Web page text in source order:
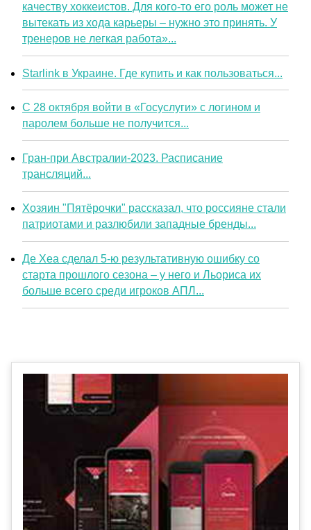
качеству хоккеистов. Для кого-то его роль может не
вытекать из хода карьеры – нужно это принять. У
тренеров не легкая работа»...
Starlink в Украине. Где купить и как пользоваться...
С 28 октября войти в «Госуслуги» с логином и
паролем больше не получится...
Гран-при Австралии-2023. Расписание
трансляций...
Хозяин "Пятёрочки" рассказал, что россияне стали
патриотами и разлюбили западные бренды...
Де Хеа сделал 5-ю результативную ошибку со
старта прошлого сезона – у него и Льориса их
больше всего среди игроков АПЛ...